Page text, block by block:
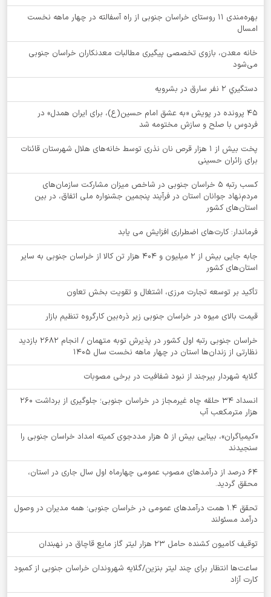
بهره‌مندی ۱۱ روستای خراسان جنوبی از راه آسفالته در چهار ماهه نخست
امسال
خانه معدن، بازوی تخصصی پیگیری مطالبات معدنکاران خراسان جنوبی
می‌شود
دستگيري 2 نفر سارق در بشرويه
۴۵ پرونده در پویش «به عشق امام حسین(ع)، برای ایران همدل» در
فردوس با صلح و سازش مختومه شد
پخت بیش از 1 هزار قرص نان نذری توسط خانه‌های هلال شهرستان قائنات
برای زائران حسینی
کسب رتبه ۵ خراسان جنوبی در شاخص میزان مشارکت سازمان‌های
مردم‌نهاد جوانان استان در فرآیند پنجمین جشنواره ملی اتفاق، در بین
استان‌های کشور
فرماندار: کارت‌های اضطراری افزایش می یابد
جابه جایی بیش از 2 میلیون و 404 هزار تن کالا از خراسان جنوبی به سایر
استان‌های کشور
تأکید بر توسعه تجارت مرزی، اشتغال و تقویت بخش تعاون
قیمت بالای میوه در خراسان جنوبی زیر ذره‌بین کارگروه تنظیم بازار
خراسان جنوبی رتبه اول کشور در پذیرش توبه متهمان / انجام ۲۶۸۲ بازدید
نظارتی از زندان‌ها استان در چهار ماهه نخست سال 1405
گلایه شهردار بیرجند از نبود شفافیت در برخی مصوبات
انسداد ۳۴ حلقه چاه غیرمجاز در خراسان جنوبی؛ جلوگیری از برداشت ۲۶۰
هزار مترمکعب آب
«کیمیاگران»، بینایی بیش از ۵ هزار مددجوی کمیته امداد خراسان جنوبی را
سنجیدند
64 درصد از درآمدهای مصوب عمومی چهارماه اول سال جاری در استان،
محقق گردید.
تحقق ۱.۴ همت درآمدهای عمومی در خراسان جنوبی؛ همه مدیران در وصول
درآمد مسئولند
توقيف کامیون کشنده حامل 23 هزار لیتر گاز مایع قاچاق در نهبندان
ساعت‌ها انتظار برای چند لیتر بنزین/گلایه شهروندان خراسان جنوبی از کمبود
کارت آزاد